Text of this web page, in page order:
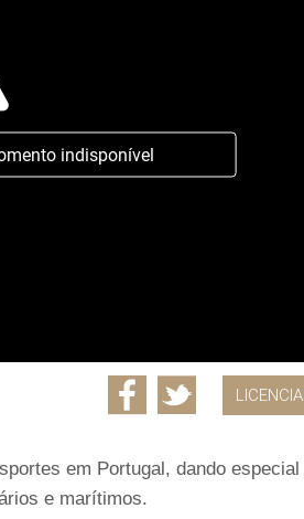
indisponível
em Portugal, dando
e marítimos.